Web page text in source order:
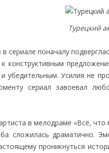
Турецкий
сериале поначалу
конструктивным
убедительным. Усилия не
сериал завоевал
в мелодраме «Всё,
сложилась драматично.
проникнуться